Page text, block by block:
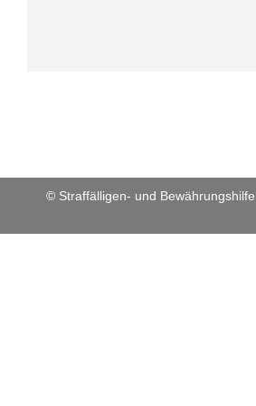
© Straffälligen- und